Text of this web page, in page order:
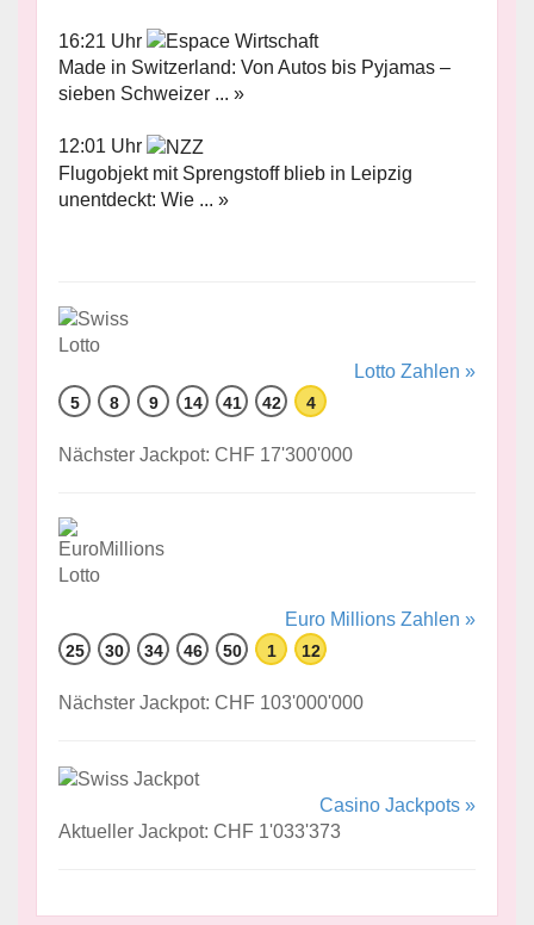
16:21 Uhr
Made in Switzerland: Von Autos bis Pyjamas –
sieben Schweizer ... »
12:01 Uhr
Flugobjekt mit Sprengstoff blieb in Leipzig
unentdeckt: Wie ... »
Lotto Zahlen »
5 8 9 14 41 42 4
Nächster Jackpot: CHF 17'300'000
Euro Millions Zahlen »
25 30 34 46 50 1 12
Nächster Jackpot: CHF 103'000'000
Casino Jackpots »
Aktueller Jackpot: CHF 1'033'373